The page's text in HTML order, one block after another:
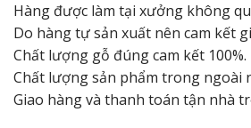
Hàng được làm tại xưởng không
Do hàng tự sản xuất nên cam kết
Chất lượng gỗ đúng cam kết 100%.
Chất lượng sản phẩm trong ngoài
Giao hàng và thanh toán tận nhà